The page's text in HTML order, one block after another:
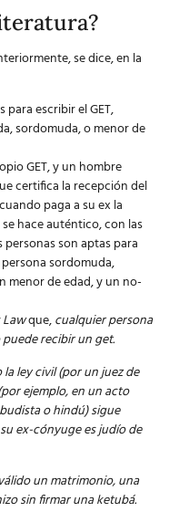
se dice, en la
para escribir el GET,
sordomuda, o menor de
GET, y un hombre
certifica la recepción del
paga a su ex la
hace auténtico, con las
personas son aptas para
sordomuda,
menor de edad, y un no-
que,cualquier persona
recibir un get.
ley civil (por un juez de
ejemplo, en un acto
o hindú) sigue
ex-cónyuge es judío de
un matrimonio, una
sin firmar una ketubá.